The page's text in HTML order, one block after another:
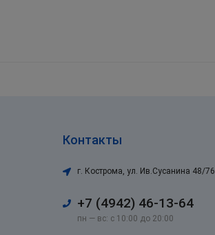
Контакты
г. Кострома, ул. Ив.Сусанина 48/76
+7 (4942) 46-13-64
пн — вс: с 10:00 до 20:00